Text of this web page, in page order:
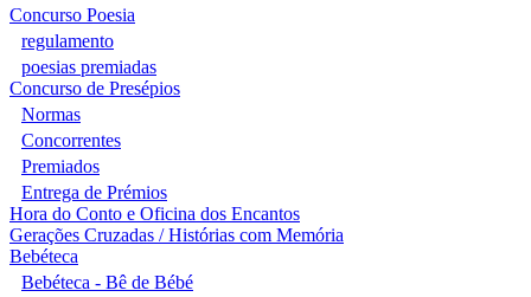
Concurso Poesia
regulamento
poesias premiadas
Concurso de Presépios
Normas
Concorrentes
Premiados
Entrega de Prémios
Hora do Conto e Oficina dos Encantos
Gerações Cruzadas / Histórias com Memória
Bebéteca
Bebéteca - Bê de Bébé